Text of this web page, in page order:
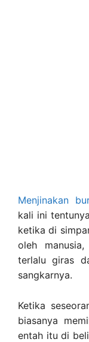
Menjinakan
kali ini
ketika di
oleh
terlalu giras
sangkarnya.
Ketika
biasanya
entah itu di